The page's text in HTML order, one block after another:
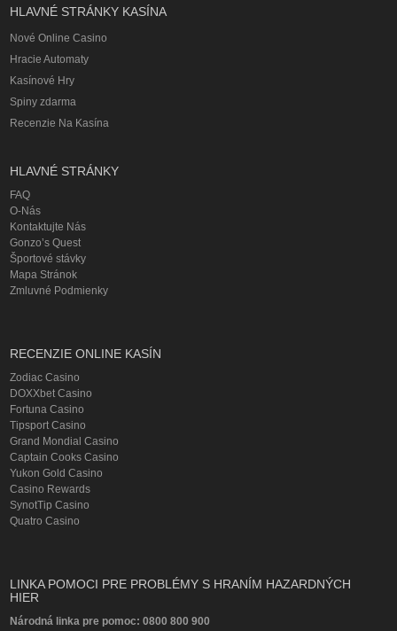
HLAVNÉ STRÁNKY KASÍNA
Nové Online Casino
Hracie Automaty
Kasínové Hry
Spiny zdarma
Recenzie Na Kasína
HLAVNÉ STRÁNKY
FAQ
O-Nás
Kontaktujte Nás
Gonzo’s Quest
Športové stávky
Mapa Stránok
Zmluvné Podmienky
RECENZIE ONLINE KASÍN
Zodiac Casino
DOXXbet Casino
Fortuna Casino
Tipsport Casino
Grand Mondial Casino
Captain Cooks Casino
Yukon Gold Casino
Casino Rewards
SynotTip Casino
Quatro Casino
LINKA POMOCI PRE PROBLÉMY S HRANÍM HAZARDNÝCH
HIER
Národná linka pre pomoc: 0800 800 900